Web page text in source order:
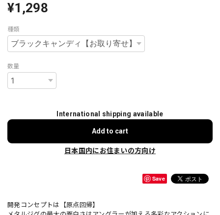
¥1,298
種類
数量
International shipping available
Add to cart
日本国内にお住まいの方向け
Save
開発コンセプトは【原点回帰】